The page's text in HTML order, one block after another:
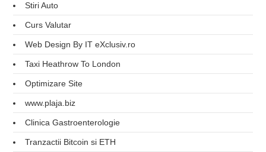
Stiri Auto
Curs Valutar
Web Design By IT eXclusiv.ro
Taxi Heathrow To London
Optimizare Site
www.plaja.biz
Clinica Gastroenterologie
Tranzactii Bitcoin si ETH